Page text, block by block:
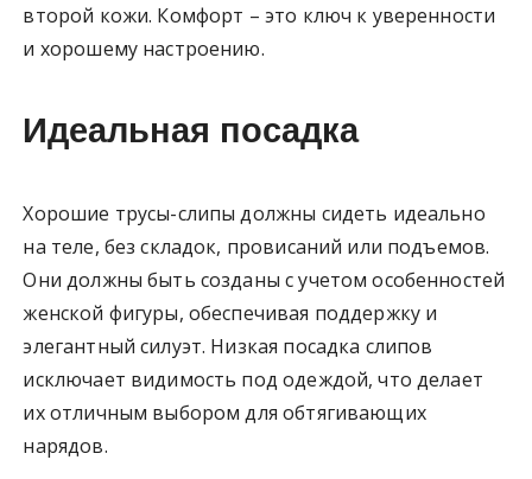
второй кожи. Комфорт – это ключ к уверенности
и хорошему настроению.
Идеальная посадка
Хорошие трусы-слипы должны сидеть идеально
на теле, без складок, провисаний или подъемов.
Они должны быть созданы с учетом особенностей
женской фигуры, обеспечивая поддержку и
элегантный силуэт. Низкая посадка слипов
исключает видимость под одеждой, что делает
их отличным выбором для обтягивающих
нарядов.